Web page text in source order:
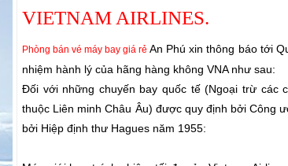
VIETNAM AIRLINES.
Phòng bán vé máy bay giá rẻ An Phú xin thông báo tới
nhiệm hành lý của hãng hàng không VNA như sau:
Đối với những chuyến bay quốc tế (Ngoại trừ các
thuộc Liên minh Châu Âu) được quy định bởi Công
bởi Hiệp định thư Hagues năm 1955: